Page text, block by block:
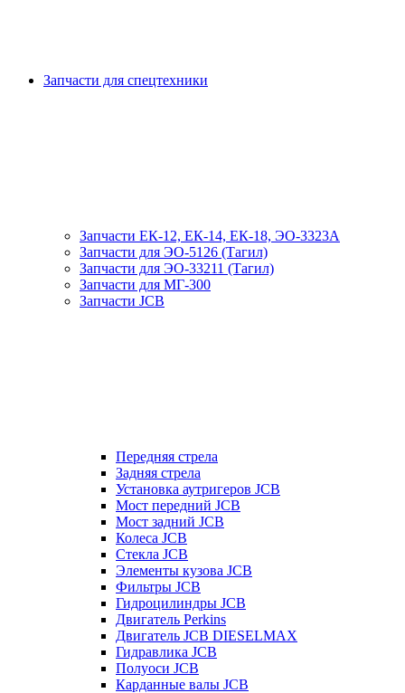
Запчасти для спецтехники
Запчасти ЕК-12, ЕК-14, ЕК-18, ЭО-3323А
Запчасти для ЭО-5126 (Тагил)
Запчасти для ЭО-33211 (Тагил)
Запчасти для МГ-300
Запчасти JCB
Передняя стрела
Задняя стрела
Установка аутригеров JCB
Мост передний JCB
Мост задний JCB
Колеса JCB
Стекла JCB
Элементы кузова JCB
Фильтры JCB
Гидроцилиндры JCB
Двигатель Perkins
Двигатель JCB DIESELMAX
Гидравлика JCB
Полуоси JCB
Карданные валы JCB